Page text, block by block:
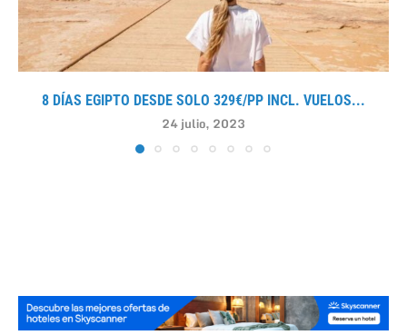
8 DÍAS EGIPTO DESDE SOLO 329€/PP INCL. VUELOS...
24 julio, 2023